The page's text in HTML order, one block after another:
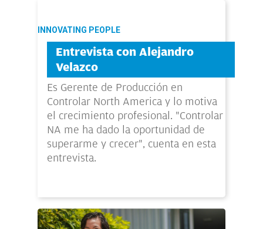
INNOVATING PEOPLE
Entrevista con Alejandro
Velazco
Es Gerente de Producción en
Controlar North America y lo motiva
el crecimiento profesional. "Controlar
NA me ha dado la oportunidad de
superarme y crecer", cuenta en esta
entrevista.